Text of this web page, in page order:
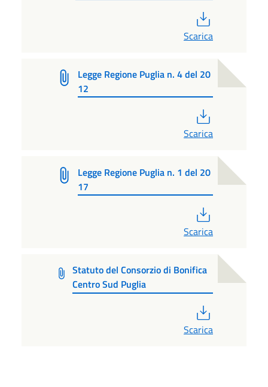
Scarica
Legge Regione Puglia n. 4 del 20
12
Scarica
Legge Regione Puglia n. 1 del 20
17
Scarica
Statuto del Consorzio di Bonifica
Centro Sud Puglia
Scarica